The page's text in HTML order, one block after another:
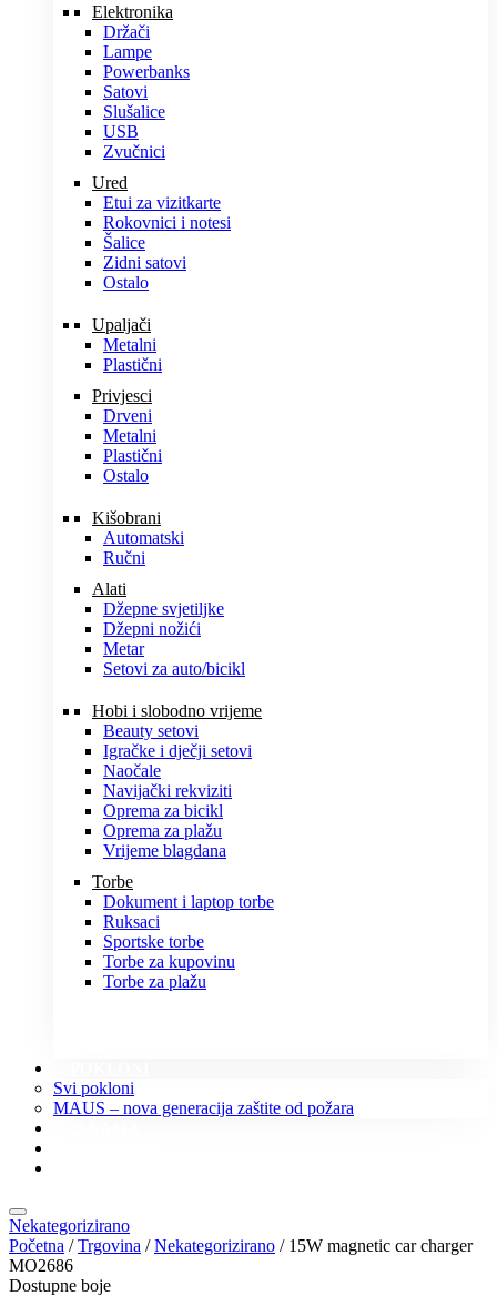
Elektronika
Držači
Lampe
Powerbanks
Satovi
Slušalice
USB
Zvučnici
Ured
Etui za vizitkarte
Rokovnici i notesi
Šalice
Zidni satovi
Ostalo
Upaljači
Metalni
Plastični
Privjesci
Drveni
Metalni
Plastični
Ostalo
Kišobrani
Automatski
Ručni
Alati
Džepne svjetiljke
Džepni nožići
Metar
Setovi za auto/bicikl
Hobi i slobodno vrijeme
Beauty setovi
Igračke i dječji setovi
Naočale
Navijački rekviziti
Oprema za bicikl
Oprema za plažu
Vrijeme blagdana
Torbe
Dokument i laptop torbe
Ruksaci
Sportske torbe
Torbe za kupovinu
Torbe za plažu
Svi pokloni
MAUS – nova generacija zaštite od požara
Nekategorizirano
Početna /Trgovina /Nekategorizirano / 15W magnetic car charger
MO2686
Dostupne boje